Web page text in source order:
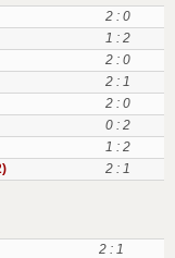
2 : 0
1 : 2
2 : 0
2 : 1
2 : 0
0 : 2
1 : 2
2 : 1
2 : 1